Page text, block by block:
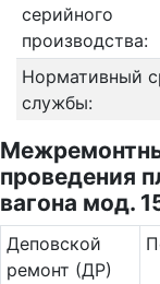
серийного
производства:
Нормативный
службы:
проведения
вагона мод.
Де­повс­кой
ремонт (ДР)